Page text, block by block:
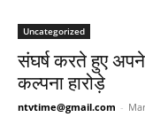
Uncategorized
संघर्ष करते हुए
कल्पना हारोड़े
ntvtime@gmail.com -